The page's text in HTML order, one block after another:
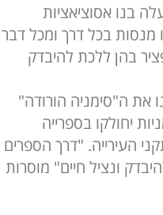
בנו אסוציאציות
מנסות בכל דרך ומכל דבר
בהן ללכת להיבדק
את ה"סימניה הורודה"
יחולקו בספרייה
העירייה. "דרך הספרים
ונציל חיים" מוסרות